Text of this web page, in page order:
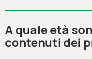
A quale età
contenuti dei